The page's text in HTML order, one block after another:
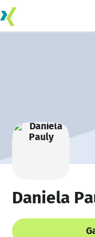
Daniela